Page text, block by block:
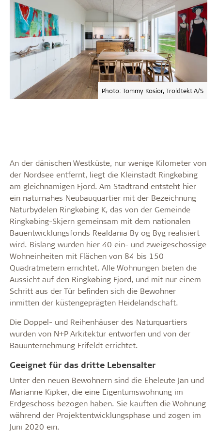
Photo: Tommy Kosior, Troldtekt A/S
An der dänischen Westküste, nur wenige Kilometer von
der Nordsee entfernt, liegt die Kleinstadt Ringkøbing
am gleichnamigen Fjord. Am Stadtrand entsteht hier
ein naturnahes Neubauquartier mit der Bezeichnung
Naturbydelen Ringkøbing K, das von der Gemeinde
Ringkøbing-Skjern gemeinsam mit dem nationalen
Bauentwicklungsfonds Realdania By og Byg realisiert
wird. Bislang wurden hier 40 ein- und zweigeschossige
Wohneinheiten mit Flächen von 84 bis 150
Quadratmetern errichtet. Alle Wohnungen bieten die
Aussicht auf den Ringkøbing Fjord, und mit nur einem
Schritt aus der Tür befinden sich die Bewohner
inmitten der küstengeprägten Heidelandschaft.
Die Doppel- und Reihenhäuser des Naturquartiers
wurden von N+P Arkitektur entworfen und von der
Bauunternehmung Frifeldt errichtet.
Geeignet für das dritte Lebensalter
Unter den neuen Bewohnern sind die Eheleute Jan und
Marianne Kipker, die eine Eigentumswohnung im
Erdgeschoss bezogen haben. Sie kauften die Wohnung
während der Projektentwicklungsphase und zogen im
Juni 2020 ein.